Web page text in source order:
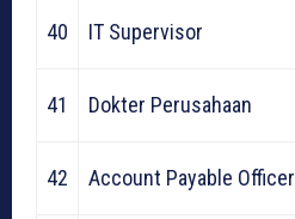
40 IT Supervisor
41 Dokter Perusahaan
42 Account Payable Officer